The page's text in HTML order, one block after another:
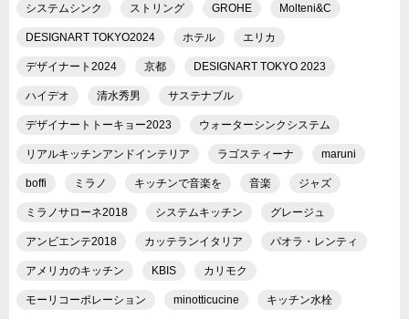
システムシンク ストリング GROHE Molteni&C
DESIGNART TOKYO2024 ホテル エリカ
デザイナート2024 京都 DESIGNART TOKYO 2023
ハイデオ 清水秀男 サステナブル
デザイナートトーキョー2023 ウォーターシンクシステム
リアルキッチンアンドインテリア ラゴスティーナ maruni
boffi ミラノ キッチンで音楽を 音楽 ジャズ
ミラノサローネ2018 システムキッチン グレージュ
アンビエンテ2018 カッテランイタリア パオラ・レンティ
アメリカのキッチン KBIS カリモク
モーリコーポレーション minotticucine キッチン水栓